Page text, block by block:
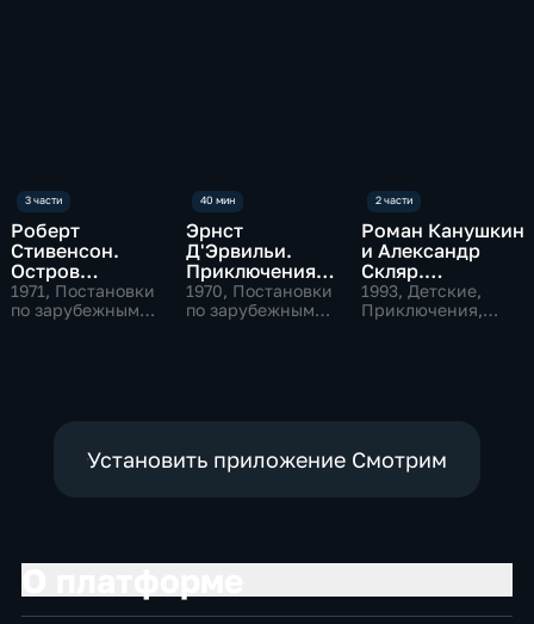
Роберт
Стивенсон.
Остров
сокровищ
1971, Постановки
по зарубежным
Эрнст
Д'Эрвильи.
Приключения
первобытного
мальчика
1970, Постановки
по зарубежным
Роман Канушкин
и Александр
Скляр.
Приключения
Петровича и
1993, Детские,
Приключения,
Установить приложение Смотрим